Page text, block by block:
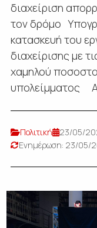
διαχείριση
τον δρόμο
κατασκευή του
διαχείρισης με
χαμηλού
υπολείμματος
Πολιτική
23/05/
Ενημέρωση: 23/05/